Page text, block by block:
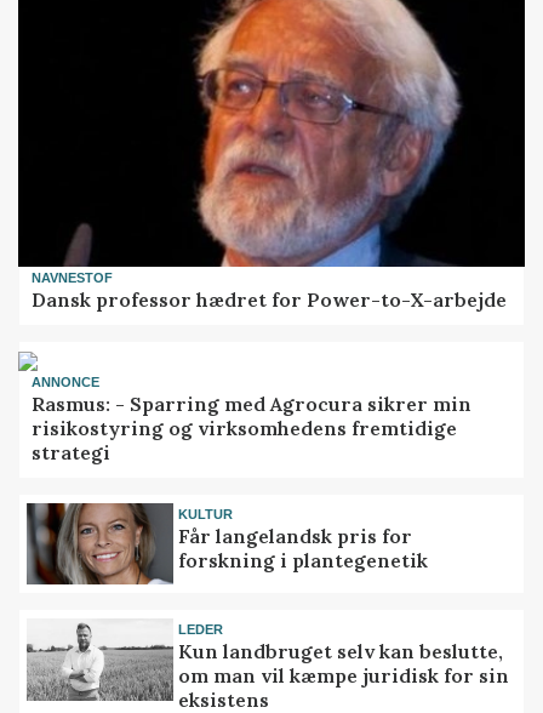
NAVNESTOF
Dansk professor hædret for Power-to-X-arbejde
ANNONCE
Rasmus: - Sparring med Agrocura sikrer min
risikostyring og virksomhedens fremtidige
strategi
KULTUR
Får langelandsk pris for
forskning i plantegenetik
LEDER
Kun landbruget selv kan beslutte,
om man vil kæmpe juridisk for sin
eksistens